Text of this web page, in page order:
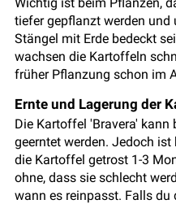
tiefer gepflanzt werden und
Stängel mit Erde bedeckt
wachsen die Kartoffeln
früher Pflanzung schon im
Ernte und Lagerung der
Die Kartoffel 'Bravera' kann
geerntet werden. Jedoch
die Kartoffel getrost 1-3
ohne, dass sie schlecht
wann es reinpasst. Falls du